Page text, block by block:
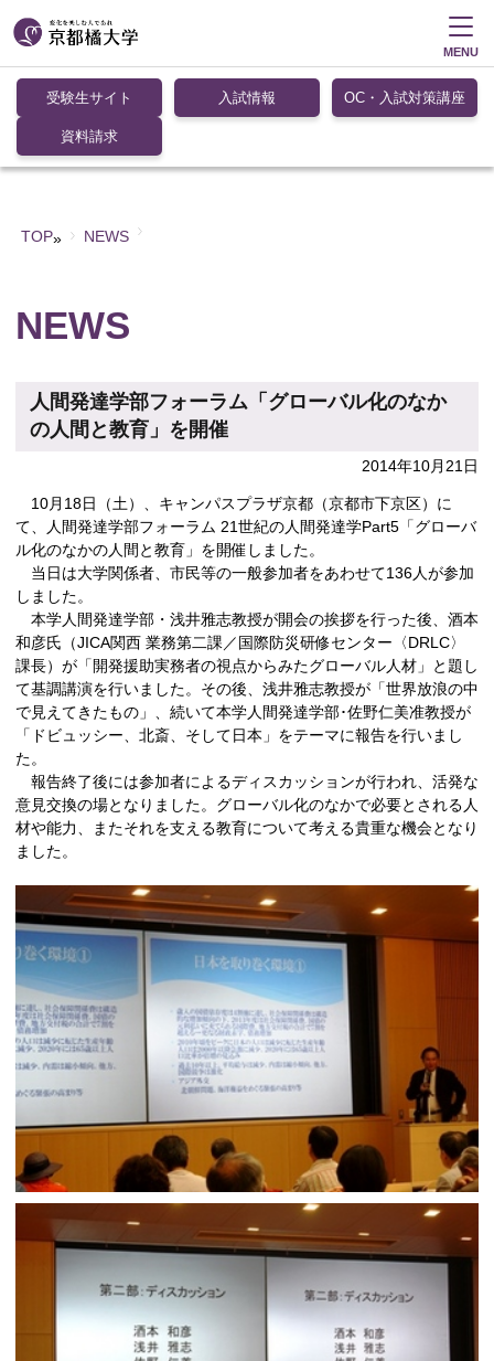
MENU
受験生サイト 入試情報 OC・入試対策講座
資料請求
TOP» NEWS
NEWS
人間発達学部フォーラム「グローバル化のなか
の人間と教育」を開催
2014年10月21日
10月18日（土）、キャンパスプラザ京都（京都市下京区）に
て、人間発達学部フォーラム 21世紀の人間発達学Part5「グローバ
ル化のなかの人間と教育」を開催しました。
当日は大学関係者、市民等の一般参加者をあわせて136人が参加
しました。
本学人間発達学部・浅井雅志教授が開会の挨拶を行った後、酒本
和彦氏（JICA関西 業務第二課／国際防災研修センター〈DRLC〉
課長）が「開発援助実務者の視点からみたグローバル人材」と題し
て基調講演を行いました。その後、浅井雅志教授が「世界放浪の中
で見えてきたもの」、続いて本学人間発達学部･佐野仁美准教授が
「ドビュッシー、北斎、そして日本」をテーマに報告を行いまし
た。
報告終了後には参加者によるディスカッションが行われ、活発な
意見交換の場となりました。グローバル化のなかで必要とされる人
材や能力、またそれを支える教育について考える貴重な機会となり
ました。